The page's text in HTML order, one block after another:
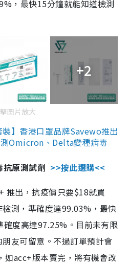
，最快15分鐘就能知道檢測
+2
圖片放大
】香港口罩品牌Savewo推出
Omicron、Delta變種病毒
原測試劑 >>按此選購<<
推出，抗疫價只要$18就買
測，準確度達99.03%，最快
確度高達97.25%。目前未有限
友可留意。不過訂單預計會
如acc+版本賣完，將有機會改